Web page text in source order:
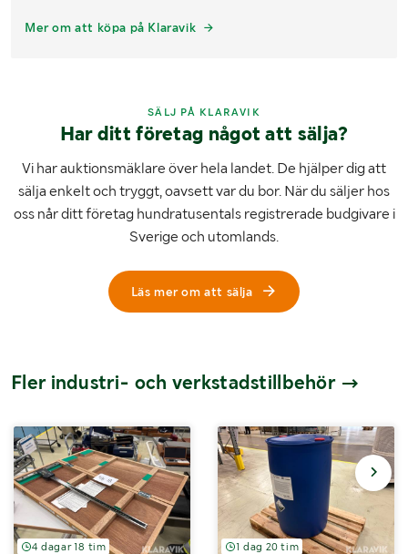
Mer om att köpa på Klaravik
SÄLJ PÅ KLARAVIK
Har ditt företag något att sälja?
Vi har auktionsmäklare över hela landet. De hjälper dig att
sälja enkelt och tryggt, oavsett var du bor. När du säljer hos
oss når ditt företag hundratusentals registrerade budgivare i
Sverige och utomlands.
Läs mer om att sälja
Fler industri- och verkstadstillbehör
4 dagar 18 tim 1 dag 20 tim